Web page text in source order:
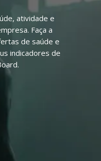
atividade e
Faça a
de saúde e
indicadores de